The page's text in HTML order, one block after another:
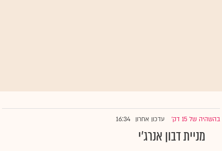
בהשהיה של 15 דק' |עדכון אחרון 16:34
מניית דבון אנרג'י